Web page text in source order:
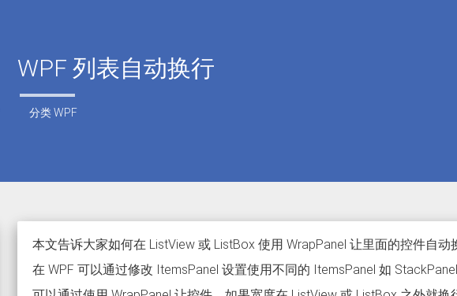
WPF 列表自动换行
分类WPF
本文告诉大家如何在 ListView 或 ListBox 使用 WrapPanel 让里面的控件自动
在 WPF 可以通过修改 ItemsPanel 设置使用不同的 ItemsPanel 如